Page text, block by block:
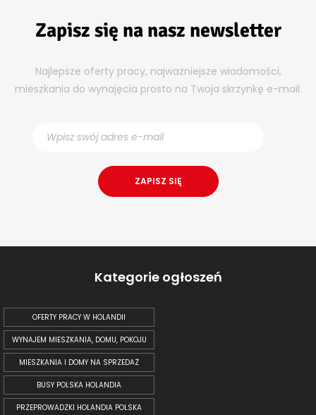
Zapisz się na nasz newsletter
Najlepsze oferty pracy, najważniejsze wiadomości,
mieszkania do wynajęcia prosto na Twoja skrzynkę e-mail.
Kategorie ogłoszeń
OFERTY PRACY W HOLANDII
WYNAJEM MIESZKANIA, DOMU, POKOJU
MIESZKANIA I DOMY NA SPRZEDAŻ
BUSY POLSKA HOLANDIA
PRZEPROWADZKI HOLANDIA POLSKA